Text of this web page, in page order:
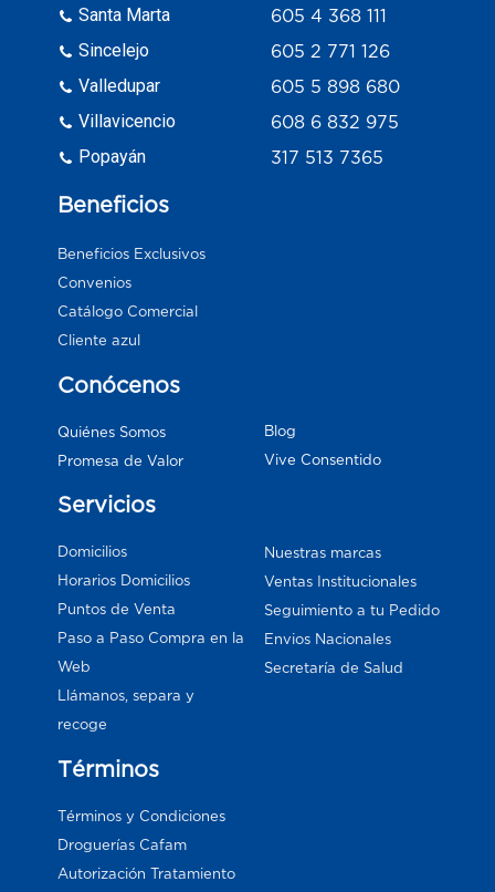
Santa Marta
Sincelejo
Valledupar
Villavicencio
Popayán
605 4 368 111
605 2 771 126
605 5 898 680
608 6 832 975
317 513 7365
Beneficios
Beneficios Exclusivos
Convenios
Catálogo Comercial
Cliente azul
Conócenos
Quiénes Somos
Promesa de Valor
Blog
Vive Consentido
Servicios
Domicilios
Horarios Domicilios
Puntos de Venta
Paso a Paso Compra en la
Web
Llámanos, separa y
recoge
Nuestras marcas
Ventas Institucionales
Seguimiento a tu Pedido
Envios Nacionales
Secretaría de Salud
Términos
Términos y Condiciones
Droguerías Cafam
Autorización Tratamiento